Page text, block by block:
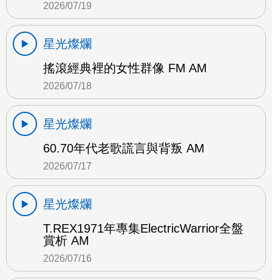
2026/07/19
星光燦爛
搖滾經典裡的女性群像 FM AM
2026/07/18
星光燦爛
60.70年代老歌謊言與背叛 AM
2026/07/17
星光燦爛
T.REX1971年專集ElectricWarrior全盤
賞析 AM
2026/07/16